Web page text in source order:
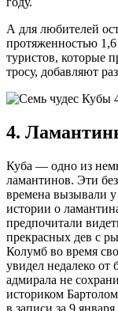
А для любителей
протяженностью
туристов, которые
тросу, добавляют
4.
Куба — одно из
ламантинов. Эти
времена вызывали
истории о
предпочитали
прекрасных дев с
Колумб во время
увидел недалеко от
адмирала не
историком
в записи за 9